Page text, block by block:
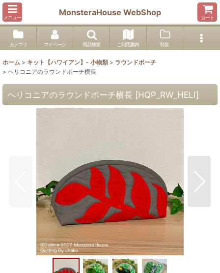
メニュー
MonsteraHouse WebShop
カート
カテゴリ マイページ 商品検索 ご利用案内 特集
ホーム > キット【ハワイアン】- 小物類 > ラウンドポーチ
> ヘリコニアのラウンドポーチ横長
ヘリコニアのラウンドポーチ横長 [HQP_RW_HELI]